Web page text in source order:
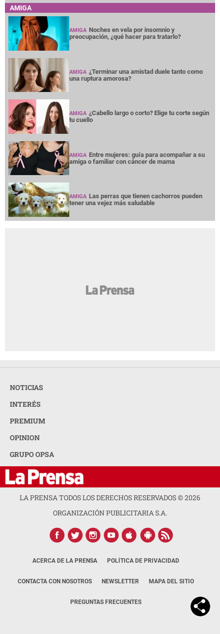
AMIGA
AMIGA Noches en vela por insomnio y
preocupación, ¿qué hacer para tratarlo?
AMIGA ¿Terminar una amistad duele tanto como
una ruptura amorosa?
AMIGA ¿Cabello largo o corto? Elige tu corte según
tu cuello
AMIGA Entre mujeres: guía para acompañar a su
amiga o familiar con cáncer de mama
AMIGA Las perras que tienen cachorros pueden
tener una vejez más saludable
NOTICIAS
INTERÉS
PREMIUM
OPINION
GRUPO OPSA
LA PRENSA TODOS LOS DERECHOS RESERVADOS ©2026
ORGANIZACIÓN PUBLICITARIA S.A.
ACERCA DE LA PRENSA POLÍTICA DE PRIVACIDAD
CONTACTA CON NOSOTROS NEWSLETTER MAPA DEL SITIO
PREGUNTAS FRECUENTES